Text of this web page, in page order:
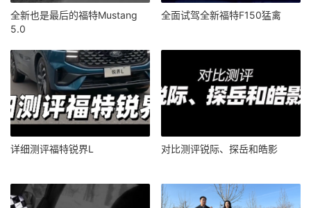
全新也是最后的福特Mustang
5.0
全面试驾全新福特F150猛禽
详细测评福特锐界L 对比测评锐际、探岳和皓影